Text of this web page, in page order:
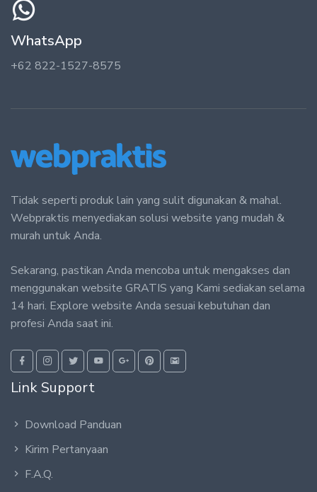
WhatsApp
+62 822-1527-8575
Tidak seperti produk lain yang sulit digunakan & mahal.
Webpraktis menyediakan solusi website yang mudah &
murah untuk Anda.
Sekarang, pastikan Anda mencoba untuk mengakses dan
menggunakan website GRATIS yang Kami sediakan selama
14 hari. Explore website Anda sesuai kebutuhan dan
profesi Anda saat ini.
Link Support
Download Panduan
Kirim Pertanyaan
F.A.Q.